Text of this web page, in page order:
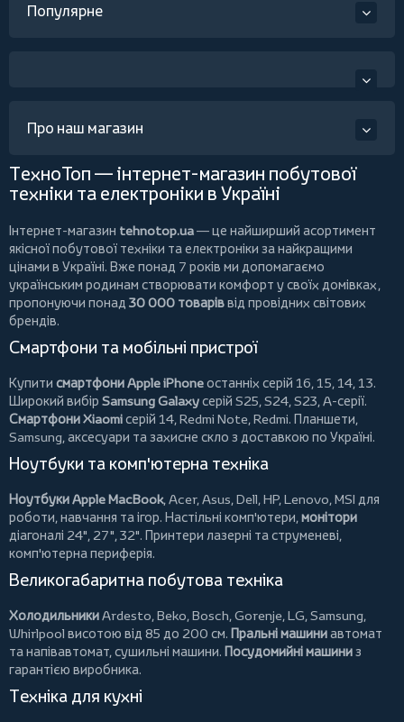
Популярне
Про наш магазин
ТехноТоп — інтернет-магазин побутової
техніки та електроніки в Україні
Інтернет-магазин tehnotop.ua— це найширший асортимент
якісної побутової техніки та електроніки за найкращими
цінами в Україні. Вже понад 7 років ми допомагаємо
українським родинам створювати комфорт у своїх домівках,
пропонуючи понад 30 000 товаріввід провідних світових
брендів.
Смартфони та мобільні пристрої
Купити смартфони Apple iPhoneостанніх серій 16, 15, 14, 13.
Широкий вибір Samsung Galaxyсерій S25, S24, S23, A-серії.
Смартфони Xiaomiсерій 14, Redmi Note, Redmi. Планшети,
Samsung, аксесуари тазахисне скло з доставкою по Україні.
Ноутбуки та комп'ютерна техніка
Ноутбуки Apple MacBook,Acer,Asus,Dell,HP,Lenovo,MSI для
роботи, навчання та ігор. Настільні комп'ютери,монітори
діагоналі 24", 27", 32". Принтери лазерні та струменеві,
комп'ютерна периферія.
Великогабаритна побутова техніка
ХолодильникиArdesto,Beko,Bosch,Gorenje,LG,Samsung,
Whirlpool висотою від 85 до 200 см. Пральні машиниавтомат
та напівавтомат,сушильні машини. Посудомийні машиниз
гарантією виробника.
Техніка для кухні